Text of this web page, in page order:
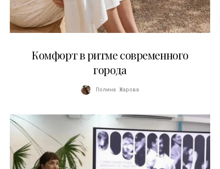
Комфорт в ритме современного
города
Полина Жарова